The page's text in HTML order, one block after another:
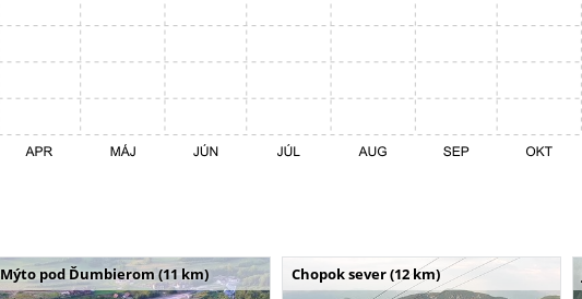
Mýto pod Ďumbierom (11 km) Chopok sever (12 km)